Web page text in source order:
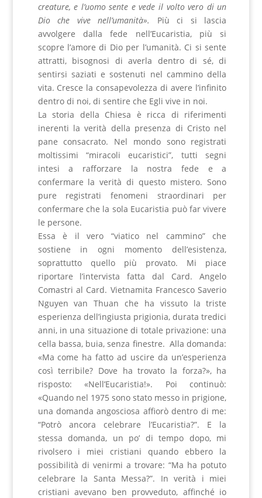
creature, e l’uomo sente e vede il volto vero di un
Dio che vive nell’umanità».
Più ci si lascia
avvolgere dalla fede nell’Eucaristia, più si
scopre l’amore di Dio per l’umanità. Ci si sente
attratti, bisognosi di averla dentro di sé, di
sentirsi saziati e sostenuti nel cammino della
vita. Cresce la consapevolezza di avere l’infinito
dentro di noi, di sentire che Egli vive in noi.
La storia della Chiesa è ricca di riferimenti
inerenti la verità della presenza di Cristo nel
pane consacrato. Nel mondo sono registrati
moltissimi “miracoli eucaristici”, tutti segni
intesi a rafforzare la nostra fede e a
confermare la verità di questo mistero. Sono
pure registrati fenomeni straordinari per
confermare che la sola Eucaristia può far vivere
le persone.
Essa è il vero “viatico nel cammino” che
sostiene in ogni momento dell’esistenza,
soprattutto quello più provato. Mi piace
riportare l’intervista fatta dal Card. Angelo
Comastri al Card. Vietnamita Francesco Saverio
Nguyen van Thuan che ha vissuto la triste
esperienza dell’ingiusta prigionia, durata tredici
anni, in una situazione di totale privazione: una
cella bassa, buia, senza finestre. Alla domanda:
«Ma come ha fatto ad uscire da un’esperienza
così terribile? Dove ha trovato la forza?», ha
risposto: «Nell’Eucaristia!». Poi continuò:
«Quando nel 1975 sono stato messo in prigione,
una domanda angosciosa affiorò dentro di me:
“Potrò ancora celebrare l’Eucaristia?”. E la
stessa domanda, un po’ di tempo dopo, mi
rivolsero i miei cristiani quando ebbero la
possibilità di venirmi a trovare: “Ma ha potuto
celebrare la Santa Messa?”. In verità i miei
cristiani avevano ben provveduto, affinché io